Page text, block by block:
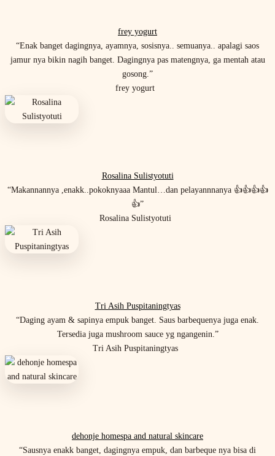
frey yogurt
“Enak banget dagingnya, ayamnya, sosisnya.. semuanya.. apalagi saos
jamur nya bikin nagih banget. Dagingnya pas matengnya, ga mentah atau
gosong.”
frey yogurt
Rosalina Sulistyotuti
“Makannannya ,enakk..pokoknyaaa Mantul…dan pelayannnanya 👍👍👍👍
👍”
Rosalina Sulistyotuti
Tri Asih Puspitaningtyas
“Daging ayam & sapinya empuk banget. Saus barbequenya juga enak.
Tersedia juga mushroom sauce yg ngangenin.”
Tri Asih Puspitaningtyas
dehonje homespa and natural skincare
“Sausnya enakk banget, dagingnya empuk, dan barbeque nya bisa di